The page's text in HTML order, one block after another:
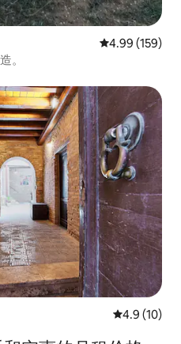
平均评分 4.99
4.99 (159)
。
平均评分
4.9 (10)